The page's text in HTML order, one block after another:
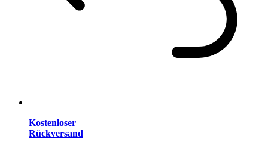
Kostenloser
Rückversand